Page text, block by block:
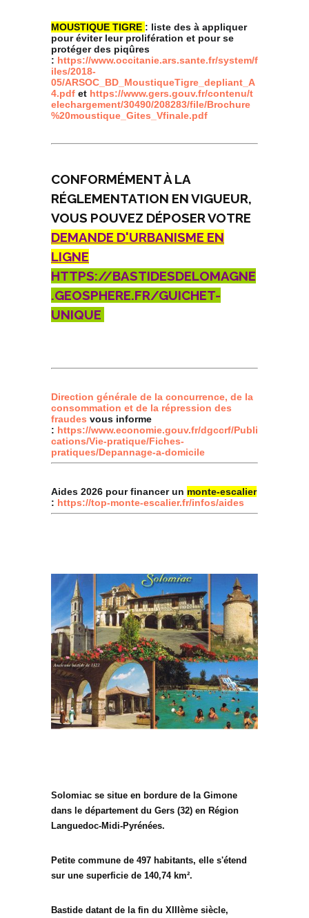
MOUSTIQUE TIGRE : liste des à appliquer
pour éviter leur prolifération et pour se
protéger des piqûres
: https://www.occitanie.ars.sante.fr/system/f
iles/2018-
05/ARSOC_BD_MoustiqueTigre_depliant_A
4.pdf et https://www.gers.gouv.fr/contenu/t
elechargement/30490/208283/file/Brochure
%20moustique_Gites_Vfinale.pdf
CONFORMÉMENT À LA
RÉGLEMENTATION EN VIGUEUR,
VOUS POUVEZ DÉPOSER VOTRE
DEMANDE D'URBANISME EN
LIGNE
HTTPS://BASTIDESDELOMAGNE
.GEOSPHERE.FR/GUICHET-
UNIQUE
Direction générale de la concurrence, de la
consommation et de la répression des
fraudes vous informe
: https://www.economie.gouv.fr/dgccrf/Publi
cations/Vie-pratique/Fiches-
pratiques/Depannage-a-domicile
Aides 2026 pour financer un monte-escalier
: https://top-monte-escalier.fr/infos/aides
Solomiac se situe en bordure de la Gimone
dans le département du Gers (32) en Région
Languedoc-Midi-Pyrénées.
Petite commune de 497 habitants, elle s'étend
sur une superficie de 140,74 km².
Bastide datant de la fin du XIIIème siècle,